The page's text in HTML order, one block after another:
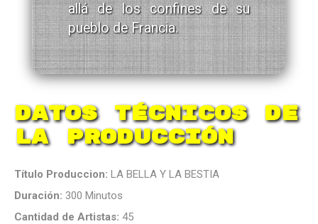
allá de los confines de su
pueblo de Francia.
Datos Técnicos de
la Producción
Título Produccion: LA BELLA Y LA BESTIA
Duración: 300 Minutos
Cantidad de Artistas: 45